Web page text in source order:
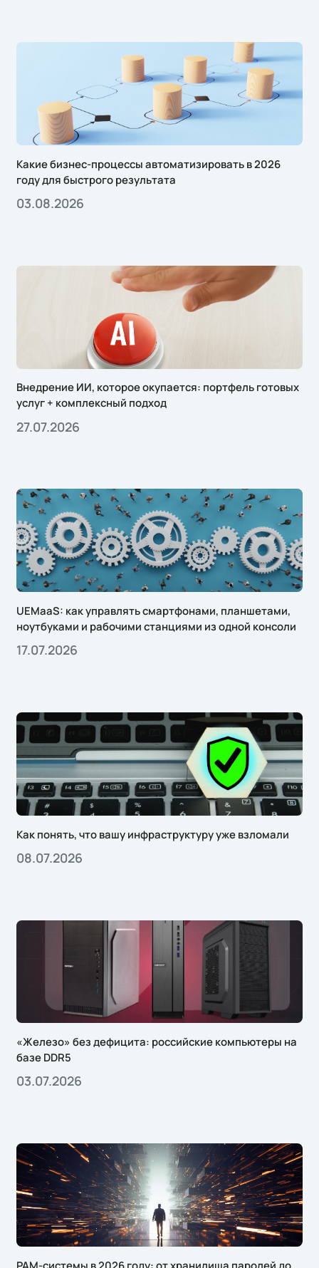
Какие бизнес-процессы автоматизировать в 2026
году для быстрого результата
03.08.2026
Внедрение ИИ, которое окупается: портфель готовых
услуг + комплексный подход
27.07.2026
UEMaaS: как управлять смартфонами, планшетами,
ноутбуками и рабочими станциями из одной консоли
17.07.2026
Как понять, что вашу инфраструктуру уже взломали
08.07.2026
«Железо» без дефицита: российские компьютеры на
базе DDR5
03.07.2026
PAM-системы в 2026 году: от хранилища паролей до